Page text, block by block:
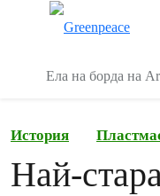
Ела на борда на
История
Най-